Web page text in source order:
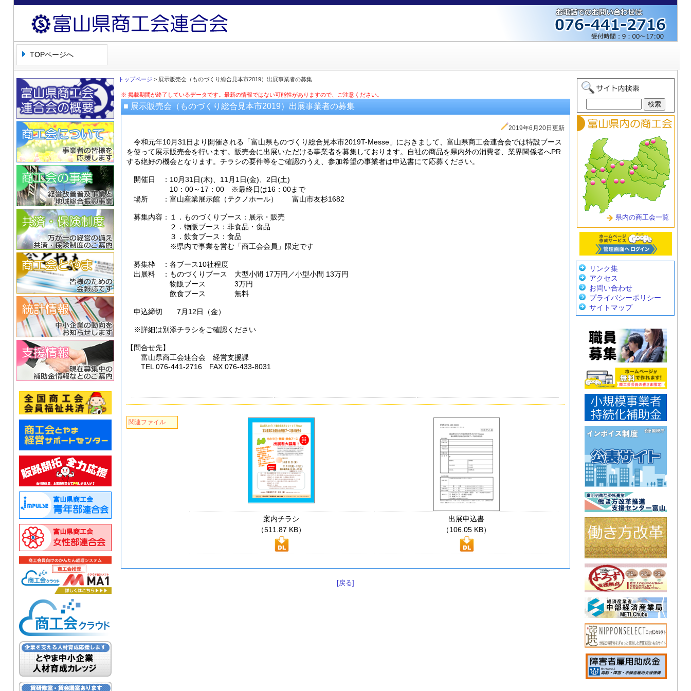
TOPページへ
トップページ > 展示販売会（ものづくり総合見本市2019）出展事業者の募集
※ 掲載期間が終了しているデータです。最新の情報ではない可能性がありますので、ご注意ください。
■ 展示販売会（ものづくり総合見本市2019）出展事業者の募集
2019年6月20日更新
令和元年10月31日より開催される「富山県ものづくり総合見本市2019T-Messe」におきまして、富山県商工会連合会では特設ブース
を使って展示販売会を行います。販売会に出展いただける事業者を募集しております。自社の商品を県内外の消費者、業界関係者へPR
する絶好の機会となります。チラシの要件等をご確認のうえ、参加希望の事業者は申込書にて応募ください。
開催日 ：10月31日(木)、11月1日(金)、2日(土)
10：00～17：00 ※最終日は16：00まで
場所 ：富山産業展示館（テクノホール） 富山市友杉1682
募集内容：１．ものづくりブース：展示・販売
２．物販ブース：非食品・食品
３．飲食ブース：食品
※県内で事業を営む「商工会会員」限定です
募集枠 ：各ブース10社程度
出展料 ：ものづくりブース 大型小間 17万円／小型小間 13万円
物販ブース 3万円
飲食ブース 無料
申込締切 7月12日（金）
※詳細は別添チラシをご確認ください
【問合せ先】
富山県商工会連合会 経営支援課
TEL 076-441-2716 FAX 076-433-8031
関連ファイル
案内チラシ
（511.87 KB）
出展申込書
（106.05 KB）
[戻る]
県内の商工会一覧
リンク集
アクセス
お問い合わせ
プライバシーポリシー
サイトマップ